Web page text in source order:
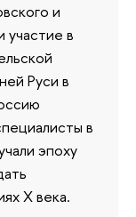
и
участие в
Руси в
в
эпоху
X века.